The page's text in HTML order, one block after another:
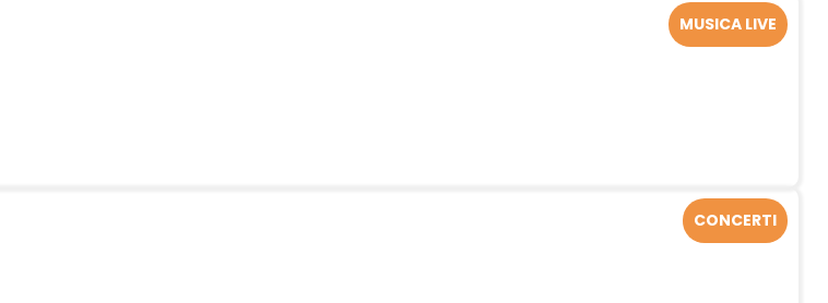
MUSICA LIVE
CONCERTI